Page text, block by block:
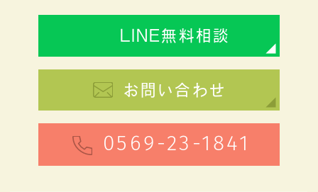
LINE無料相談
お問い合わせ
0569-23-1841